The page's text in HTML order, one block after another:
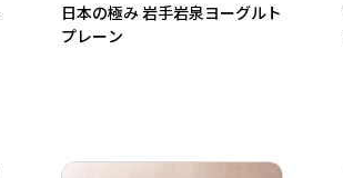
日本の極み 岩手岩泉ヨーグルト
プレーン